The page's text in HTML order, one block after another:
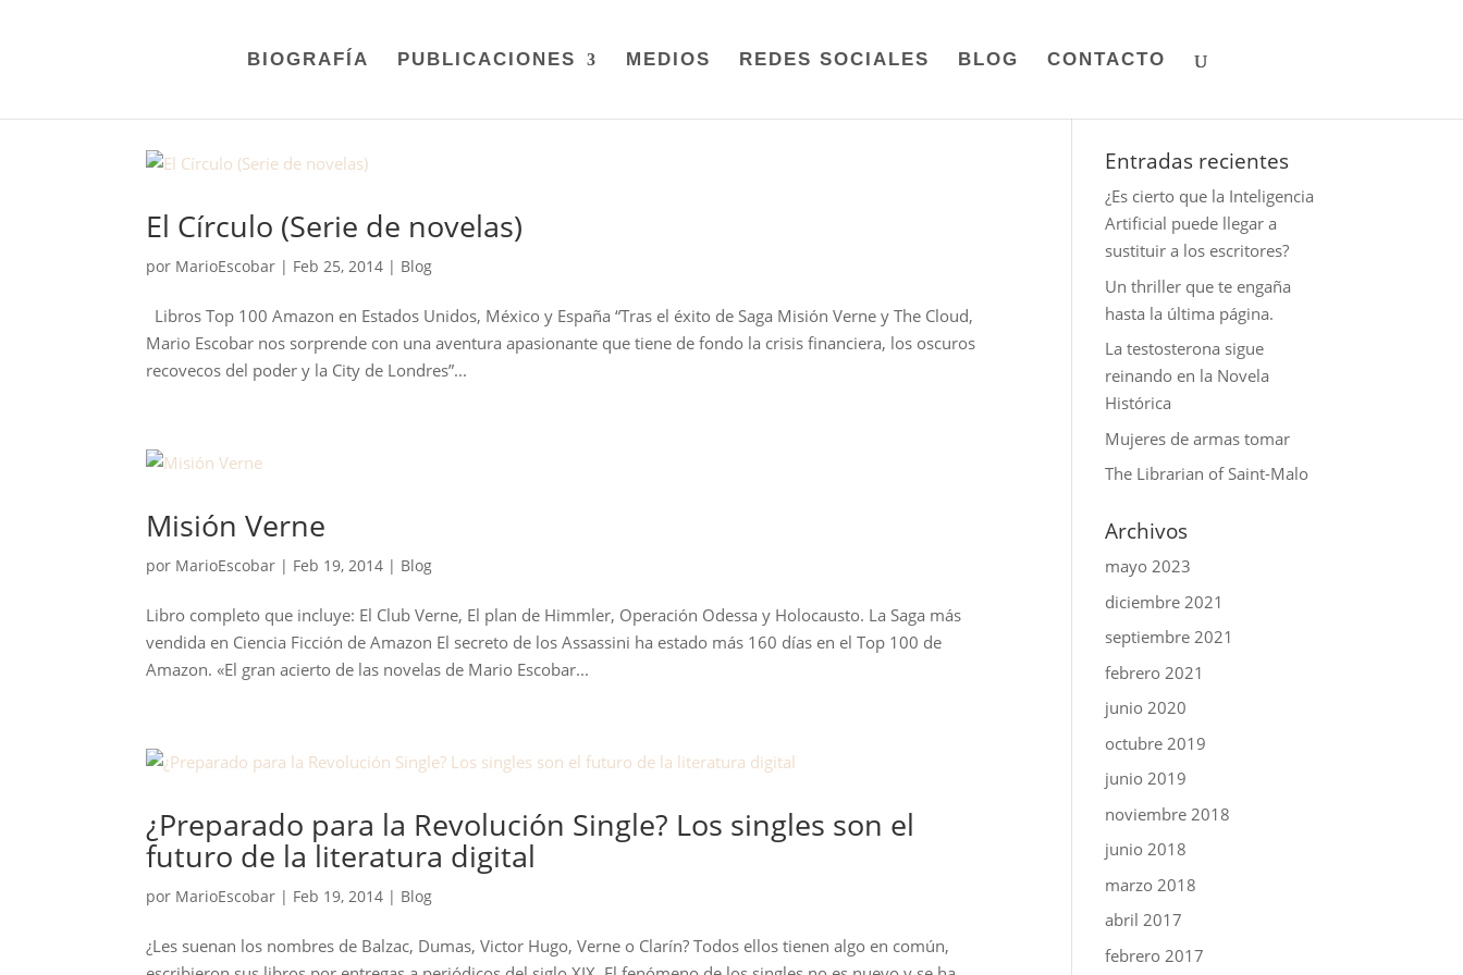
BIOGRAFÍA PUBLICACIONES MEDIOS REDES SOCIALES BLOG CONTACTO
El Círculo (Serie de novelas)
por MarioEscobar | Feb 25, 2014 | Blog
Libros Top 100 Amazon en Estados Unidos, México y España “Tras el éxito de Saga Misión Verne y The Cloud,
Mario Escobar nos sorprende con una aventura apasionante que tiene de fondo la crisis financiera, los oscuros
recovecos del poder y la City de Londres”...
Misión Verne
por MarioEscobar | Feb 19, 2014 | Blog
Libro completo que incluye: El Club Verne, El plan de Himmler, Operación Odessa y Holocausto. La Saga más
vendida en Ciencia Ficción de Amazon El secreto de los Assassini ha estado más 160 días en el Top 100 de
Amazon. «El gran acierto de las novelas de Mario Escobar...
¿Preparado para la Revolución Single? Los singles son el
futuro de la literatura digital
por MarioEscobar | Feb 19, 2014 | Blog
¿Les suenan los nombres de Balzac, Dumas, Victor Hugo, Verne o Clarín? Todos ellos tienen algo en común,
Entradas recientes
¿Es cierto que la Inteligencia
Artificial puede llegar a
sustituir a los escritores?
Un thriller que te engaña
hasta la última página.
La testosterona sigue
reinando en la Novela
Histórica
Mujeres de armas tomar
The Librarian of Saint-Malo
Archivos
mayo 2023
diciembre 2021
septiembre 2021
febrero 2021
junio 2020
octubre 2019
junio 2019
noviembre 2018
junio 2018
marzo 2018
abril 2017
febrero 2017